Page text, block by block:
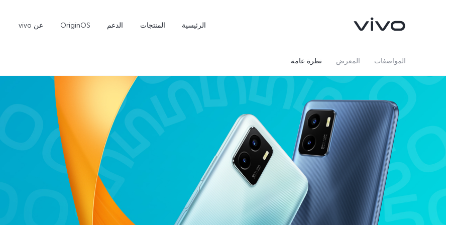
الرئيسية المنتجات الدعم OriginOS عن vivo
نظرة عامة المعرض المواصفات